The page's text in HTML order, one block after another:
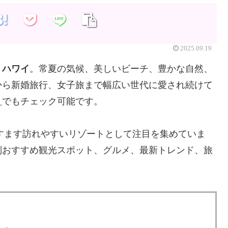
2025.09.19
ハワイ。常夏の気候、美しいビーチ、豊かな自然、
新婚旅行、女子旅まで幅広い世代に愛され続けて
でもチェック可能です。
す訪れやすいリゾートとして注目を集めていま
すすめ観光スポット、グルメ、最新トレンド、旅